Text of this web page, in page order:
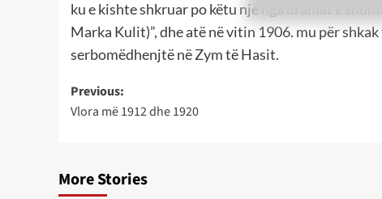
ku e kishte shkruar po këtu një nga dramat e
Marka Kulit)”, dhe atë në vitin 1906. mu për
serbomëdhenjtë në Zym të Hasit.
Post
navigation
Previous:
Vlora më 1912 dhe 1920
More Stories